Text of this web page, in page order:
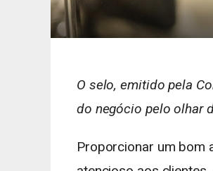
O selo, emitido pela
do negócio pelo olhar
Proporcionar um bom